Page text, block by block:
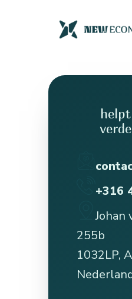
+316
Johan
255b
1032LP,